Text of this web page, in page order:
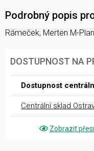
Podrobný popis
Rámeček, Merten M-
DOSTUPNOST NA
Dostupnost
Centrální sklad
Zobrazit